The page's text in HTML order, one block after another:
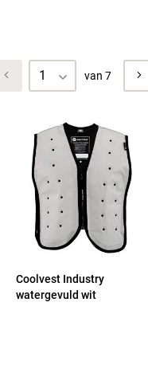
1 van 7
Coolvest Industry
watergevuld wit